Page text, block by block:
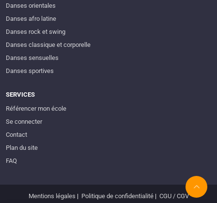
Danses orientales
Danses afro latine
Danses rock et swing
Danses classique et corporelle
Danses sensuelles
Danses sportives
SERVICES
Référencer mon école
Se connecter
Contact
Plan du site
FAQ
Mentions légales | Politique de confidentialité| CGU / CGV